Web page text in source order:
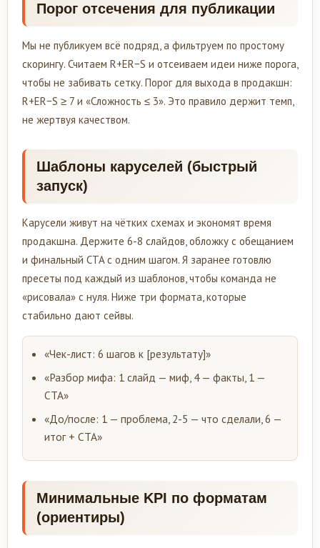
Порог отсечения для публикации
Мы не публикуем всё подряд, а фильтруем по простому
скорингу. Считаем R+ER−S и отсеиваем идеи ниже порога,
чтобы не забивать сетку. Порог для выхода в продакшн:
R+ER−S ≥ 7 и «Сложность ≤ 3». Это правило держит темп,
не жертвуя качеством.
Шаблоны каруселей (быстрый
запуск)
Карусели живут на чётких схемах и экономят время
продакшна. Держите 6-8 слайдов, обложку с обещанием
и финальный CTA с одним шагом. Я заранее готовлю
пресеты под каждый из шаблонов, чтобы команда не
«рисовала» с нуля. Ниже три формата, которые
стабильно дают сейвы.
«Чек-лист: 6 шагов к [результату]»
«Разбор мифа: 1 слайд — миф, 4 — факты, 1 —
CTA»
«До/после: 1 — проблема, 2-5 — что сделали, 6 —
итог + CTA»
Минимальные KPI по форматам
(ориентиры)